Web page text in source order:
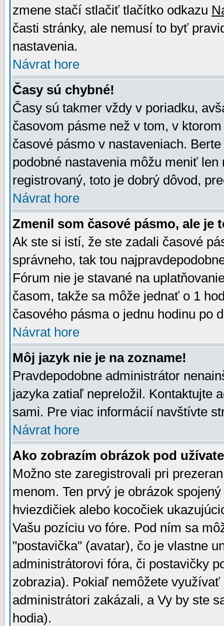
zmene stačí stlačiť tlačítko odkazu
časti stránky, ale nemusí to byť
nastavenia.
Návrat hore
Časy sú chybné!
Časy sú takmer vždy v poriadku,
časovom pásme než v tom, v
časové pásmo v nastaveniach.
podobné nastavenia môžu meniť
registrovaný, toto je dobrý dôvod,
Návrat hore
Zmenil som časové pásmo, ale je
Ak ste si istí, že ste zadali časové
správneho, tak tou
Fórum nie je stavané na
časom, takže sa môže jednať o 1
časového pásma o jednu hodinu po
Návrat hore
Môj jazyk nie je na zozname!
Pravdepodobne administrátor
jazyka zatiaľ nepreložil. Kontaktujte
sami. Pre viac informácií navštívte
Návrat hore
Ako zobrazím obrázok pod
Možno ste zaregistrovali pri
menom. Ten prvý je obrázok
hviezdičiek alebo kocočiek
Vašu pozíciu vo fóre. Pod ním sa
"postavička" (avatar), čo je vlastne
administrátorovi fóra, či postavičky
zobrazia). Pokiaľ nemôžete
administrátori zakázali, a Vy by ste
hodia).